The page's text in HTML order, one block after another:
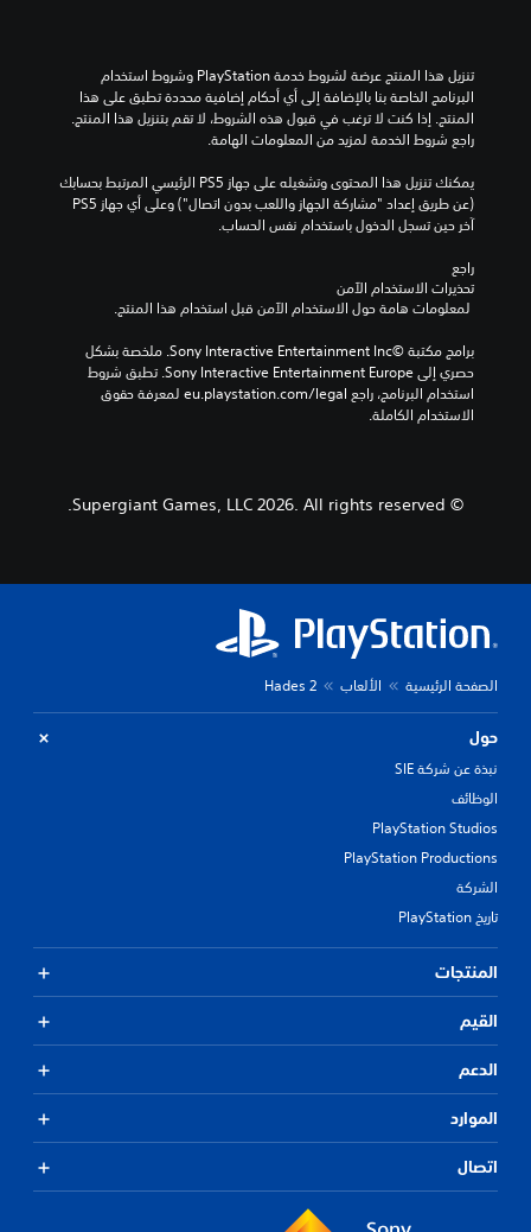
تنزيل هذا المنتج عرضة لشروط خدمة‫ PlayStation وشروط استخدام
البرنامج الخاصة بنا بالإضافة إلى أي أحكام إضافية محددة تطبق على هذا
المنتج. إذا كنت لا ترغب في قبول هذه الشروط، لا تقم بتنزيل هذا المنتج.
راجع شروط الخدمة لمزيد من المعلومات الهامة.
يمكنك تنزيل هذا المحتوى وتشغيله على جهاز PS5 الرئيسي المرتبط بحسابك
(عن طريق إعداد "مشاركة الجهاز واللعب بدون اتصال") وعلى أي جهاز PS5
آخر حين تسجل الدخول باستخدام نفس الحساب.
راجع
تحذيرات الاستخدام الآمن
برامج مكتبة ©Sony Interactive Entertainment Inc. ملخصة بشكل
حصري إلى Sony Interactive Entertainment Europe. تطبق شروط
استخدام البرنامج، راجع eu.playstation.com/legal لمعرفة حقوق
الاستخدام الكاملة.
© Supergiant Games, LLC 2026. All rights reserved.
الصفحة الرئيسية الألعاب Hades 2
حول
نبذة عن شركة SIE
الوظائف
PlayStation Studios
PlayStation Productions
الشركة
تاريخ PlayStation
المنتجات
القيم
الدعم
الموارد
اتصال